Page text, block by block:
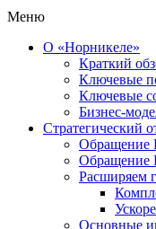
Меню
О «Норникеле»
Краткий
Ключевые
Ключевые
Бизнес-
Стратегический
Обращение
Обращение
Расширяем
Основные